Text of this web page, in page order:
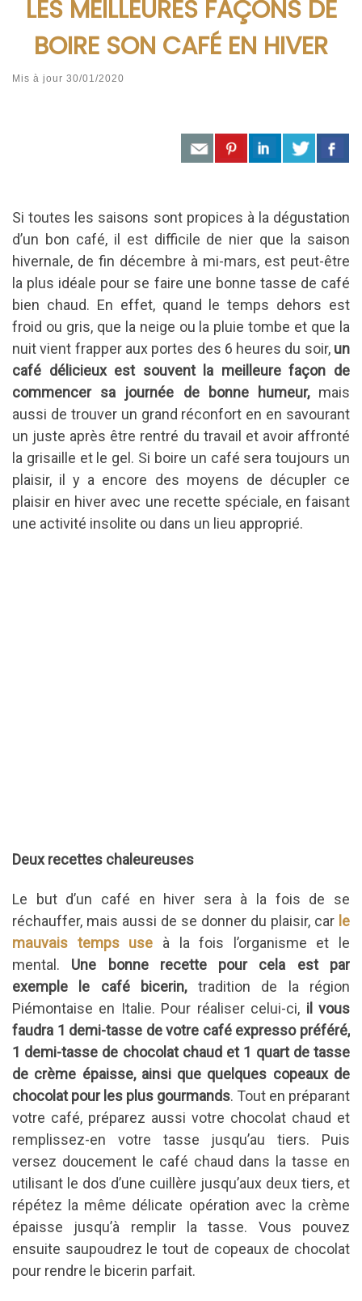
LES MEILLEURES FAÇONS DE
BOIRE SON CAFÉ EN HIVER
Mis à jour 30/01/2020
Si toutes les saisons sont propices à la dégustation
d’un bon café, il est difficile de nier que la saison
hivernale, de fin décembre à mi-mars, est peut-être
la plus idéale pour se faire une bonne tasse de café
bien chaud. En effet, quand le temps dehors est
froid ou gris, que la neige ou la pluie tombe et que la
nuit vient frapper aux portes des 6 heures du soir, un
café délicieux est souvent la meilleure façon de
commencer sa journée de bonne humeur,mais
aussi de trouver un grand réconfort en en savourant
un juste après être rentré du travail et avoir affronté
la grisaille et le gel. Si boire un café sera toujours un
plaisir, il y a encore des moyens de décupler ce
plaisir en hiver avec une recette spéciale, en faisant
une activité insolite ou dans un lieu approprié.
Deux recettes chaleureuses
Le but d’un café en hiver sera à la fois de se
réchauffer, mais aussi de se donner du plaisir, car le
mauvais temps use à la fois l’organisme et le
mental. Une bonne recette pour cela est par
exemple le café bicerin,tradition de la région
Piémontaise en Italie. Pour réaliser celui-ci, il vous
faudra 1 demi-tasse de votre café expresso préféré,
1 demi-tasse de chocolat chaud et 1 quart de tasse
de crème épaisse, ainsi que quelques copeaux de
chocolat pour les plus gourmands. Tout en préparant
votre café, préparez aussi votre chocolat chaud et
remplissez-en votre tasse jusqu’au tiers. Puis
versez doucement le café chaud dans la tasse en
utilisant le dos d’une cuillère jusqu’aux deux tiers, et
répétez la même délicate opération avec la crème
épaisse jusqu’à remplir la tasse. Vous pouvez
ensuite saupoudrez le tout de copeaux de chocolat
pour rendre le bicerin parfait.